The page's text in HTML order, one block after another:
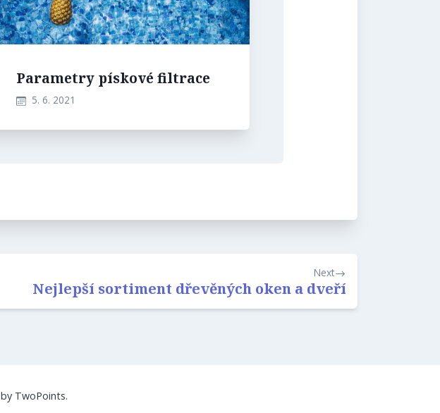
Parametry pískové filtrace
5. 6. 2021
Next
Nejlepší sortiment dřevěných oken a dveří
by TwoPoints.